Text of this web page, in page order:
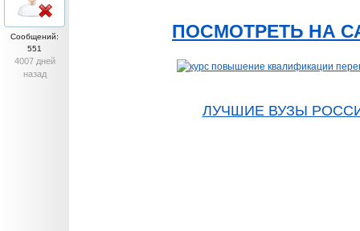
Сообщений:
551
4007 дней
назад
ПОСМОТРЕТЬ НА
ЛУЧШИЕ ВУЗЫ